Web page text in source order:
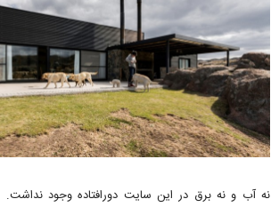
نه آب و نه برق در این سایت دورافتاده وجود نداشت.